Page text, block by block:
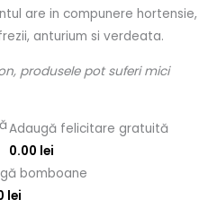
are in compunere hortensie,
anturium si verdeata.
produsele pot suferi mici
Adaugă felicitare gratuită
0.00 lei
bomboane
lei